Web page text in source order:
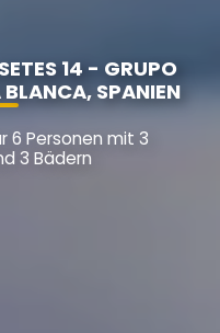
14 - GRUPO
SPANIEN
6 Personen mit 3
3 Bädern